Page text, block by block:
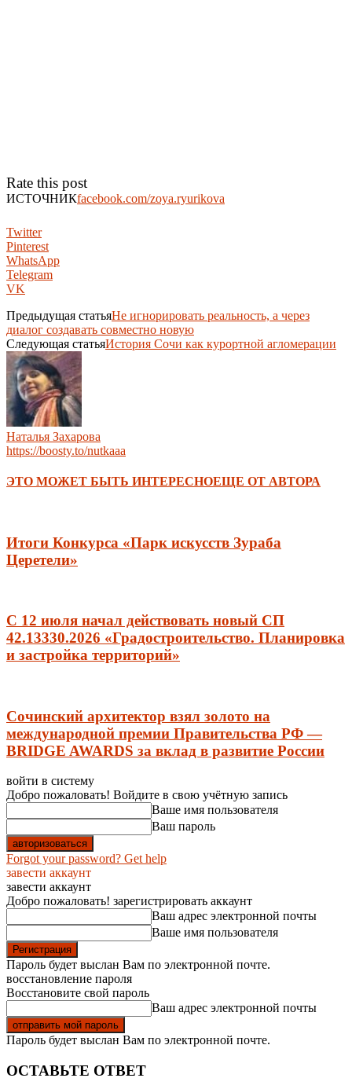
Rate this post
ИСТОЧНИКfacebook.com/zoya.ryurikova
Twitter
Pinterest
WhatsApp
Telegram
VK
Предыдущая статьяНе игнорировать реальность, а через
диалог создавать совместно новую
Следующая статьяИстория Сочи как курортной агломерации
Наталья Захарова
https://boosty.to/nutkaaa
ЭТО МОЖЕТ БЫТЬ ИНТЕРЕСНОЕЩЕ ОТ АВТОРА
Итоги Конкурса «Парк искусств Зураба
Церетели»
С 12 июля начал действовать новый СП
42.13330.2026 «Градостроительство. Планировка
и застройка территорий»
Сочинский архитектор взял золото на
международной премии Правительства РФ —
BRIDGE AWARDS за вклад в развитие России
войти в систему
Добро пожаловать! Войдите в свою учётную запись
Ваше имя пользователя
Ваш пароль
Forgot your password? Get help
завести аккаунт
завести аккаунт
Добро пожаловать! зарегистрировать аккаунт
Ваш адрес электронной почты
Ваше имя пользователя
Пароль будет выслан Вам по электронной почте.
восстановление пароля
Восстановите свой пароль
Ваш адрес электронной почты
Пароль будет выслан Вам по электронной почте.
ОСТАВЬТЕ ОТВЕТ